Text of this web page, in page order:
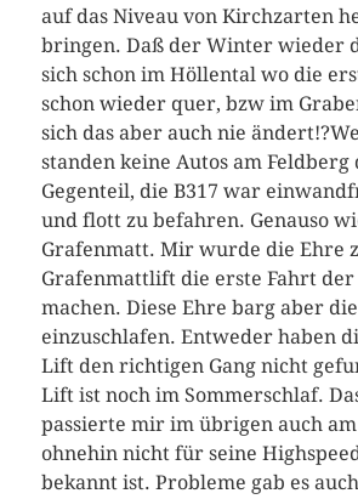
auf das Niveau von Kirchzarten
bringen. Daß der Winter wieder
sich schon im Höllental wo die
schon wieder quer, bzw im
sich das aber auch nie ändert!?
standen keine Autos am
Gegenteil, die B317 war
und flott zu befahren. Genauso
Grafenmatt. Mir wurde die Ehre
Grafenmattlift die erste Fahrt der
machen. Diese Ehre barg aber
einzuschlafen. Entweder haben
Lift den richtigen Gang nicht
Lift ist noch im Sommerschlaf.
passierte mir im übrigen auch
ohnehin nicht für seine
bekannt ist. Probleme gab es